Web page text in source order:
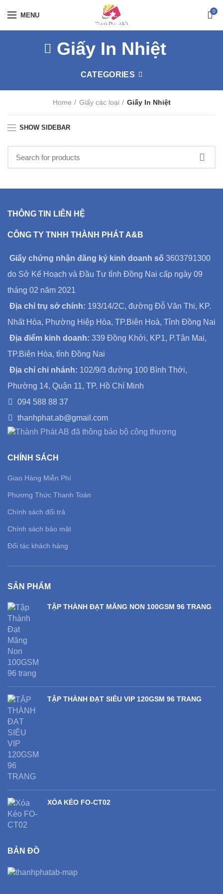
MENU 0
Giấy In Nhiệt
CATEGORIES
Home Giấy các loại Giấy In Nhiệt
SHOW SIDEBAR
THÔNG TIN LIÊN HỆ
CÔNG TY TNHH THÀNH PHÁT A&B
Giấy chứng nhận đăng ký kinh doanh số 3603791300
do Sở Kế Hoạch và Đầu Tư tỉnh Đồng Nai cấp ngày 09
tháng 02 năm 2021
Địa chỉ trụ sở chính: 193/14/2C, đường Đỗ Văn Thi, KP.
Nhất Hòa, Phường Hiệp Hòa, TP.Biên Hoà, Tỉnh Đồng Nai
Địa điểm kinh doanh: 339 Đồng Khởi, KP1, P.Tân Mai,
TP.Biên Hòa, tỉnh Đồng Nai
Địa chỉ chi nhánh: 102/9/3 đường 100 Bình Thới,
Phường 14, Quận 11, TP. Hồ Chí Minh
094 588 88 37
thanhphat.ab@gmail.com
CHÍNH SÁCH
Giao Hàng Miễn Phí
Phương Thức Thanh Toán
Chính sách đổi trả
Chính sách bảo mật
Đối tác khách hàng
SẢN PHẨM
TẬP THÀNH ĐẠT MĂNG NON 100GSM 96 TRANG
TẬP THÀNH ĐẠT SIÊU VIP 120GSM 96 TRANG
XÓA KÉO FO-CT02
BẢN ĐỒ